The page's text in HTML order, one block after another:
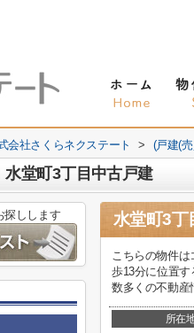
会社さくらネクステート > (戸建(
水堂町3丁目中古戸建
水堂町3丁
こちらの物件は
歩13分に位置
数多くの不動産
所在
探しします